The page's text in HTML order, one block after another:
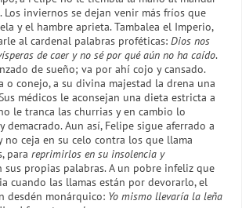
Los inviernos se dejan venir más fríos que
y el hambre aprieta. Tambalea el Imperio,
al cardenal palabras proféticas:Dios nos
de caer y no sé por qué aún no ha caído.
de sueño; va por ahí cojo y cansado.
o conejo, a su divina majestad la drena una
médicos le aconsejan una dieta estricta a
le tranca las churrias y en cambio lo
demacrado. Aun así, Felipe sigue aferrado a
no ceja en su celo contra los que llama
parareprimirlos en su insolencia y
sus propias palabras. A un pobre infeliz que
cuando las llamas están por devorarlo, el
desdén monárquico: Yo mismo llevaría la leña